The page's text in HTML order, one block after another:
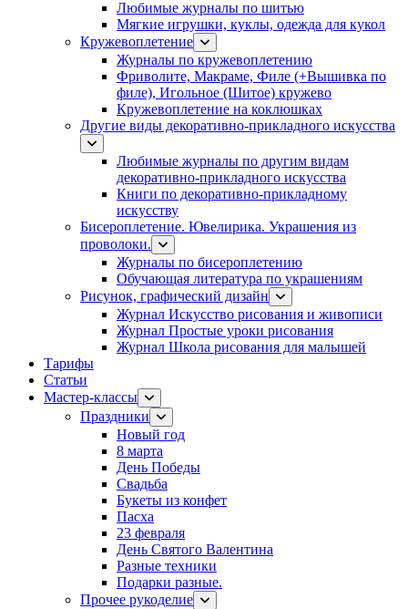
Любимые журналы по шитью
Мягкие игрушки, куклы, одежда для кукол
Кружевоплетение
Журналы по кружевоплетению
Фриволите, Макраме, Филе (+Вышивка по
филе), Игольное (Шитое) кружево
Кружевоплетение на коклюшках
Другие виды декоративно-прикладного искусства
Любимые журналы по другим видам
декоративно-прикладного искусства
Книги по декоративно-прикладному
искусству
Бисероплетение. Ювелирика. Украшения из
проволоки.
Журналы по бисероплетению
Обучающая литература по украшениям
Рисунок, графический дизайн
Журнал Искусство рисования и живописи
Журнал Простые уроки рисования
Журнал Школа рисования для малышей
Тарифы
Статьи
Мастер-классы
Праздники
Новый год
8 марта
День Победы
Свадьба
Букеты из конфет
Пасха
23 февраля
День Святого Валентина
Разные техники
Подарки разные.
Прочее рукоделие